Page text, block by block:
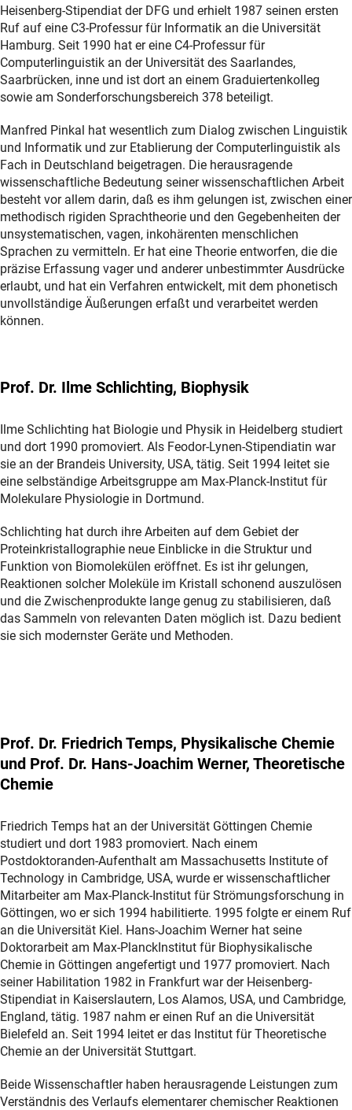
Heisenberg-Stipendiat der DFG und erhielt 1987 seinen ersten
Ruf auf eine C3-Professur für Informatik an die Universität
Hamburg. Seit 1990 hat er eine C4-Professur für
Computerlinguistik an der Universität des Saarlandes,
Saarbrücken, inne und ist dort an einem Graduiertenkolleg
sowie am Sonderforschungsbereich 378 beteiligt.
Manfred Pinkal hat wesentlich zum Dialog zwischen Linguistik
und Informatik und zur Etablierung der Computerlinguistik als
Fach in Deutschland beigetragen. Die herausragende
wissenschaftliche Bedeutung seiner wissenschaftlichen Arbeit
besteht vor allem darin, daß es ihm gelungen ist, zwischen einer
methodisch rigiden Sprachtheorie und den Gegebenheiten der
unsystematischen, vagen, inkohärenten menschlichen
Sprachen zu vermitteln. Er hat eine Theorie entworfen, die die
präzise Erfassung vager und anderer unbestimmter Ausdrücke
erlaubt, und hat ein Verfahren entwickelt, mit dem phonetisch
unvollständige Äußerungen erfaßt und verarbeitet werden
können.
Prof. Dr. Ilme Schlichting, Biophysik
Ilme Schlichting hat Biologie und Physik in Heidelberg studiert
und dort 1990 promoviert. Als Feodor-Lynen-Stipendiatin war
sie an der Brandeis University, USA, tätig. Seit 1994 leitet sie
eine selbständige Arbeitsgruppe am Max-Planck-Institut für
Molekulare Physiologie in Dortmund.
Schlichting hat durch ihre Arbeiten auf dem Gebiet der
Proteinkristallographie neue Einblicke in die Struktur und
Funktion von Biomolekülen eröffnet. Es ist ihr gelungen,
Reaktionen solcher Moleküle im Kristall schonend auszulösen
und die Zwischenprodukte lange genug zu stabilisieren, daß
das Sammeln von relevanten Daten möglich ist. Dazu bedient
sie sich modernster Geräte und Methoden.
Prof. Dr. Friedrich Temps, Physikalische Chemie
und Prof. Dr. Hans-Joachim Werner, Theoretische
Chemie
Friedrich Temps hat an der Universität Göttingen Chemie
studiert und dort 1983 promoviert. Nach einem
Postdoktoranden-Aufenthalt am Massachusetts Institute of
Technology in Cambridge, USA, wurde er wissenschaftlicher
Mitarbeiter am Max-Planck-Institut für Strömungsforschung in
Göttingen, wo er sich 1994 habilitierte. 1995 folgte er einem Ruf
an die Universität Kiel. Hans-Joachim Werner hat seine
Doktorarbeit am Max-PlanckInstitut für Biophysikalische
Chemie in Göttingen angefertigt und 1977 promoviert. Nach
seiner Habilitation 1982 in Frankfurt war der Heisenberg-
Stipendiat in Kaiserslautern, Los Alamos, USA, und Cambridge,
England, tätig. 1987 nahm er einen Ruf an die Universität
Bielefeld an. Seit 1994 leitet er das Institut für Theoretische
Chemie an der Universität Stuttgart.
Beide Wissenschaftler haben herausragende Leistungen zum
Verständnis des Verlaufs elementarer chemischer Reaktionen